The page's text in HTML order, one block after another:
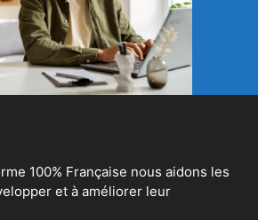
100% Française nous aidons les
et à améliorer leur